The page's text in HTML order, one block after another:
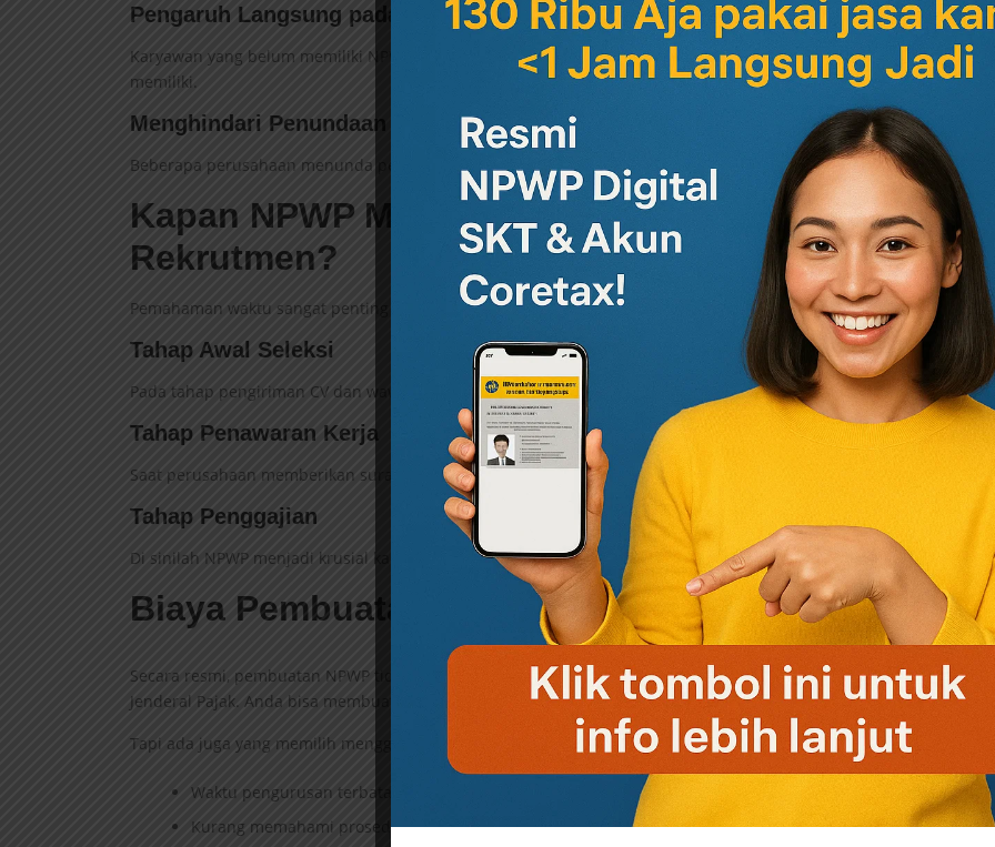
Pengaruh Langsung pada Gaji Bersih
Karyawan yang belum memiliki NPWP bisa dikenakan potongan pajak lebih besar dibandingkan yang sudah
memiliki.
Menghindari Penundaan Payroll
Beberapa perusahaan menunda pencairan gaji hingga NPWP karyawan tersedia.
Kapan NPWP Mulai Dibutuhkan dalam Proses
Rekrutmen?
Pemahaman waktu sangat penting agar pelamar tidak salah persepsi.
Tahap Awal Seleksi
Pada tahap pengiriman CV dan wawancara, NPWP biasanya belum menjadi syarat mutlak.
Tahap Penawaran Kerja
Saat perusahaan memberikan surat penawaran, NPWP mulai masuk daftar dokumen penting.
Tahap Penggajian
Di sinilah NPWP menjadi krusial karena berkaitan langsung dengan perhitungan pajak.
Biaya Pembuatan NPWPuntuk Melamar Kerja
Secara resmi, pembuatan NPWP tidak dikenakan biaya. Pemerintah menyediakan layanan gratis melalui Direktorat
Jenderal Pajak. Anda bisa membuatnya sendiri di websitecoretax
Tapi ada juga yang memilih menggunakan jasa pembuatan NPWP. Beberapa alasan umum:
Waktu pengurusan terbatas
Kurang memahami prosedur